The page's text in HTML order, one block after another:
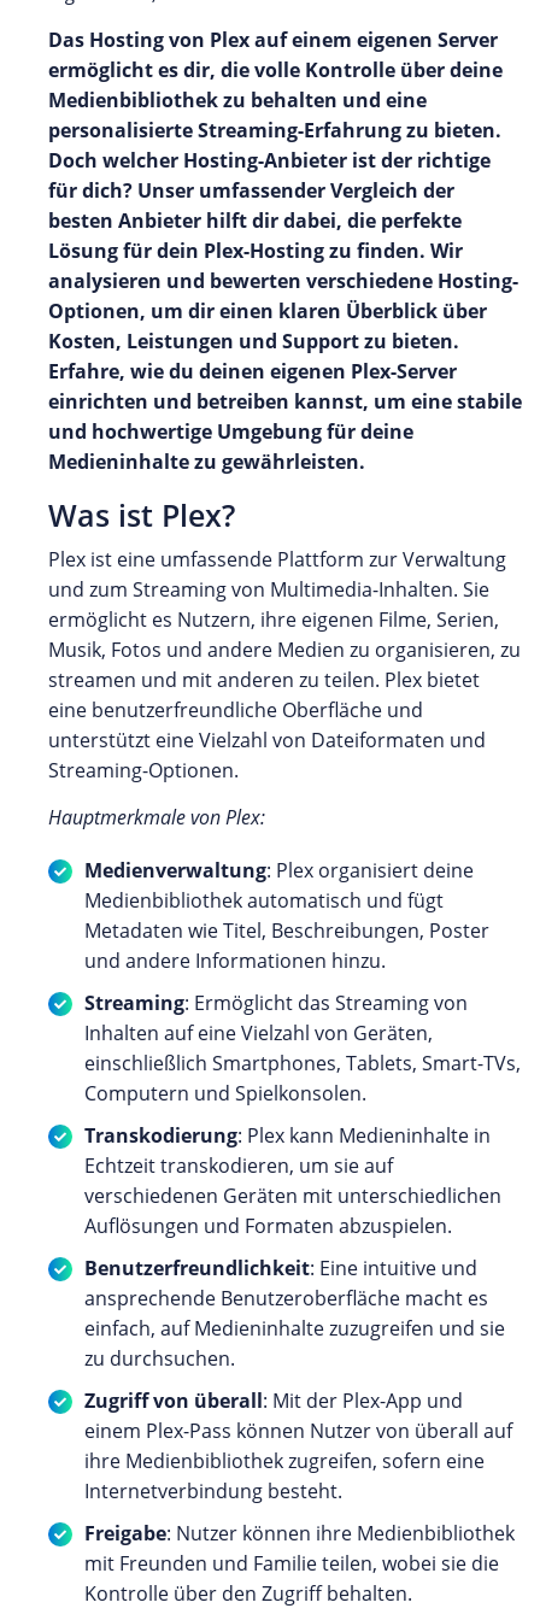
Das Hosting von Plex auf einem eigenen Server
ermöglicht es dir, die volle Kontrolle über deine
Medienbibliothek zu behalten und eine
personalisierte Streaming-Erfahrung zu bieten.
Doch welcher Hosting-Anbieter ist der richtige
für dich? Unser umfassender Vergleich der
besten Anbieter hilft dir dabei, die perfekte
Lösung für dein Plex-Hosting zu finden. Wir
analysieren und bewerten verschiedene Hosting-
Optionen, um dir einen klaren Überblick über
Kosten, Leistungen und Support zu bieten.
Erfahre, wie du deinen eigenen Plex-Server
einrichten und betreiben kannst, um eine stabile
und hochwertige Umgebung für deine
Medieninhalte zu gewährleisten.
Was ist Plex?
Plex ist eine umfassende Plattform zur Verwaltung
und zum Streaming von Multimedia-Inhalten. Sie
ermöglicht es Nutzern, ihre eigenen Filme, Serien,
Musik, Fotos und andere Medien zu organisieren, zu
streamen und mit anderen zu teilen. Plex bietet
eine benutzerfreundliche Oberfläche und
unterstützt eine Vielzahl von Dateiformaten und
Streaming-Optionen.
Hauptmerkmale von Plex:
Medienverwaltung: Plex organisiert deine
Medienbibliothek automatisch und fügt
Metadaten wie Titel, Beschreibungen, Poster
und andere Informationen hinzu.
Streaming: Ermöglicht das Streaming von
Inhalten auf eine Vielzahl von Geräten,
einschließlich Smartphones, Tablets, Smart-TVs,
Computern und Spielkonsolen.
Transkodierung: Plex kann Medieninhalte in
Echtzeit transkodieren, um sie auf
verschiedenen Geräten mit unterschiedlichen
Auflösungen und Formaten abzuspielen.
Benutzerfreundlichkeit: Eine intuitive und
ansprechende Benutzeroberfläche macht es
einfach, auf Medieninhalte zuzugreifen und sie
zu durchsuchen.
Zugriff von überall: Mit der Plex-App und
einem Plex-Pass können Nutzer von überall auf
ihre Medienbibliothek zugreifen, sofern eine
Internetverbindung besteht.
Freigabe: Nutzer können ihre Medienbibliothek
mit Freunden und Familie teilen, wobei sie die
Kontrolle über den Zugriff behalten.